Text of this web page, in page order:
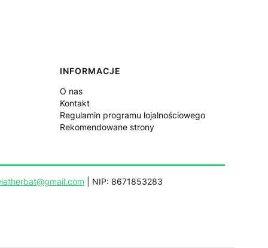
INFORMACJE
O nas
Kontakt
Regulamin programu lojalnościowego
Rekomendowane strony
| NIP: 8671853283